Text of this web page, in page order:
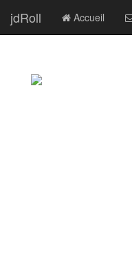
jdRoll Accueil